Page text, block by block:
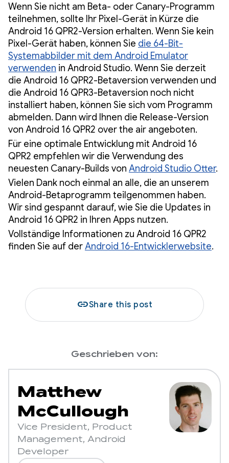
Wenn Sie nicht am Beta- oder Canary-Programm
teilnehmen, sollte Ihr Pixel-Gerät in Kürze die
Android 16 QPR2-Version erhalten. Wenn Sie kein
Pixel-Gerät haben, können Sie die 64-Bit-
Systemabbilder mit dem Android Emulator
verwenden in Android Studio. Wenn Sie derzeit
die Android 16 QPR2-Betaversion verwenden und
die Android 16 QPR3-Betaversion noch nicht
installiert haben, können Sie sich vom Programm
abmelden. Dann wird Ihnen die Release-Version
von Android 16 QPR2 over the air angeboten.
Für eine optimale Entwicklung mit Android 16
QPR2 empfehlen wir die Verwendung des
neuesten Canary-Builds von Android Studio Otter.
Vielen Dank noch einmal an alle, die an unserem
Android-Betaprogramm teilgenommen haben.
Wir sind gespannt darauf, wie Sie die Updates in
Android 16 QPR2 in Ihren Apps nutzen.
Vollständige Informationen zu Android 16 QPR2
finden Sie auf derAndroid 16-Entwicklerwebsite.
linkShare this post
Geschrieben von:
Matthew
McCullough
Vice President, Product
Management, Android
Developer